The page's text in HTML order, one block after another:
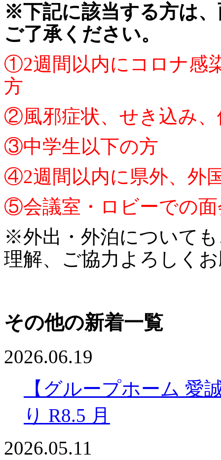
※下記に該当する方は
ご了承ください。
①2週間以内にコロナ感
方
②風邪症状、せき込み、
③中学生以下の方
④2週間以内に県外、外
⑤会議室・ロビーでの
※外出・外泊について
理解、ご協力よろしく
その他の新着一覧
2026.06.19
【グループホーム 愛
り R8.5 月
2026.05.11